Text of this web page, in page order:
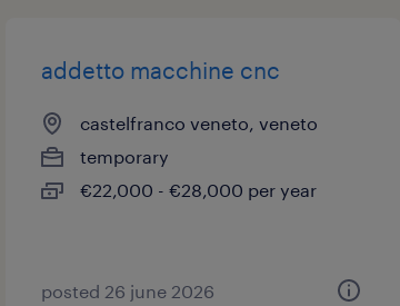
addetto macchine cnc
castelfranco veneto, veneto
temporary
€22,000 - €28,000 per year
posted 26 june 2026